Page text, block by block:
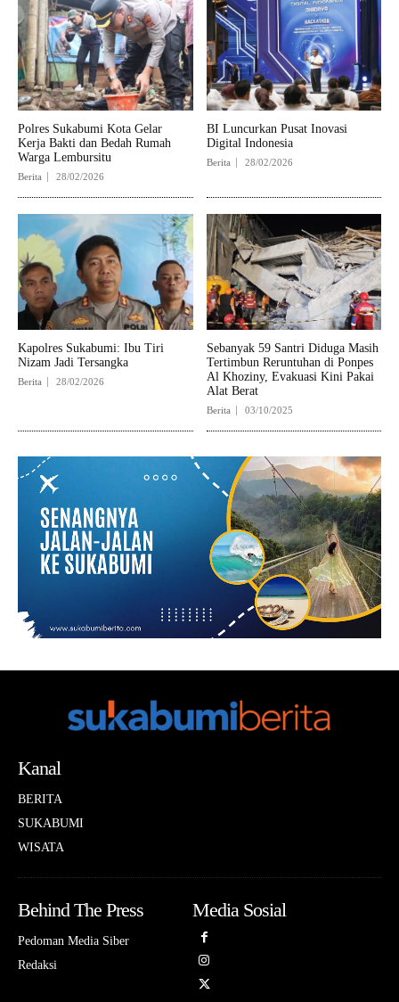
Polres Sukabumi Kota Gelar
Kerja Bakti dan Bedah Rumah
Warga Lembursitu
Berita 28/02/2026
BI Luncurkan Pusat Inovasi
Digital Indonesia
Berita 28/02/2026
Kapolres Sukabumi: Ibu Tiri
Nizam Jadi Tersangka
Berita 28/02/2026
Sebanyak 59 Santri Diduga Masih
Tertimbun Reruntuhan di Ponpes
Al Khoziny, Evakuasi Kini Pakai
Alat Berat
Berita 03/10/2025
Kanal
BERITA
SUKABUMI
WISATA
Behind The Press
Pedoman Media Siber
Redaksi
Media Sosial